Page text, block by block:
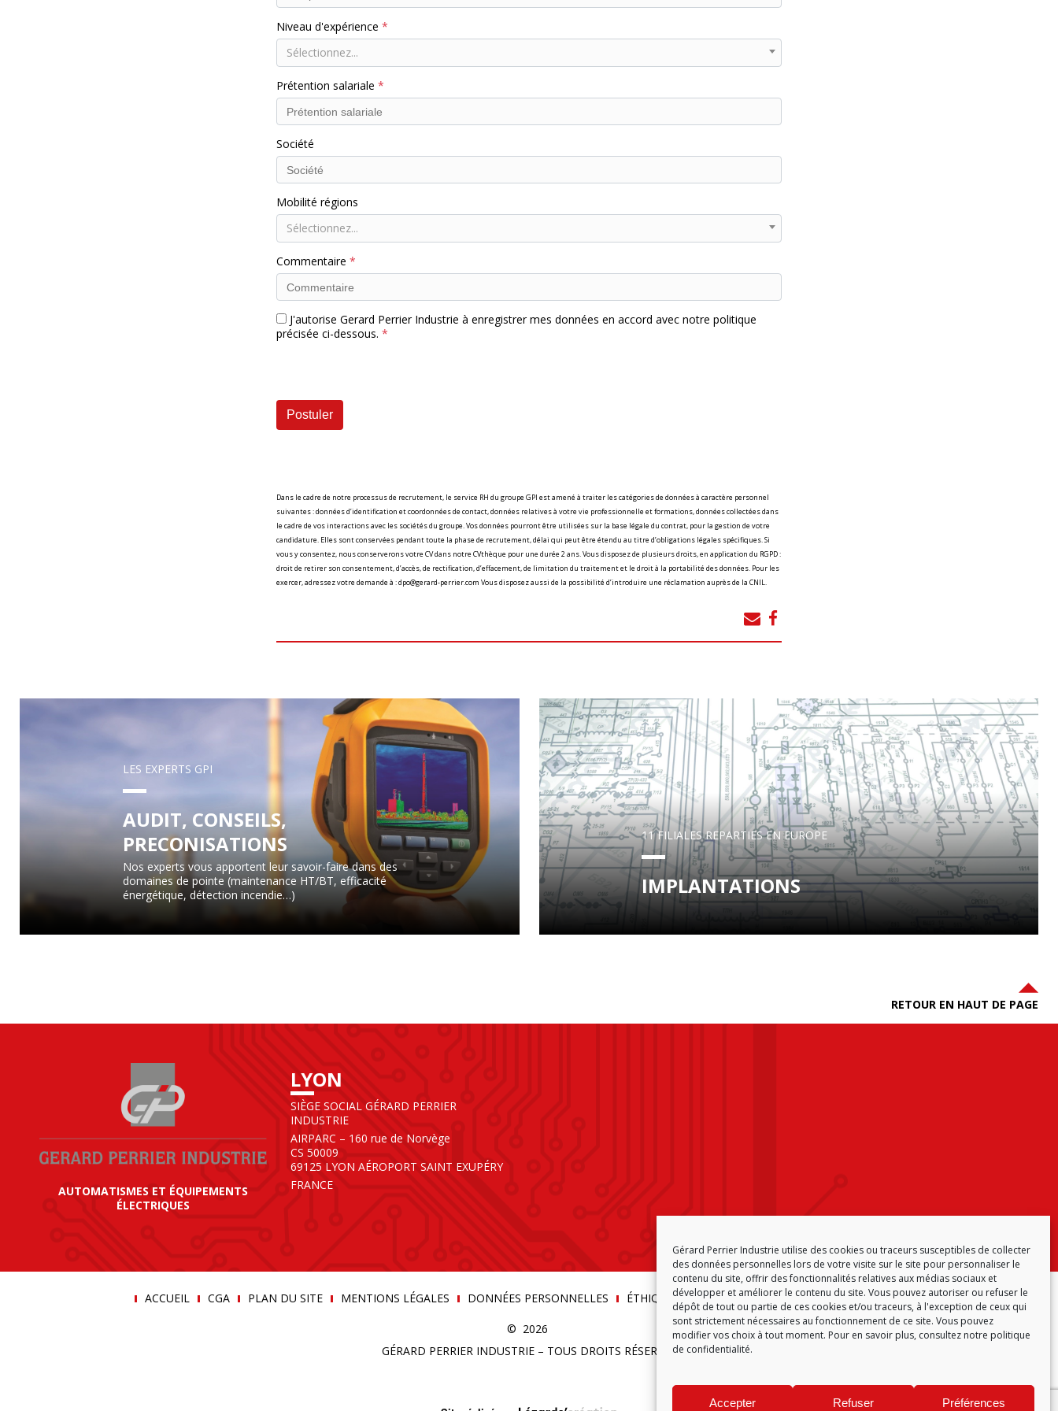
Gérard Perrier Industrie utilise des cookies ou traceurs susceptibles de collecter
des données personnelles lors de votre visite sur le site pour personnaliser le
contenu du site, offrir des fonctionnalités relatives aux médias sociaux et
développer et améliorer le contenu du site. Vous pouvez autoriser ou refuser le
dépôt de tout ou partie de ces cookies et/ou traceurs, à l'exception de ceux qui
sont strictement nécessaires au fonctionnement de ce site. Vous pouvez
modifier vos choix à tout moment. Pour en savoir plus, consultez notre politique
de confidentialité.
Accepter Refuser Préférences
Niveau d'expérience
Sélectionnez...
Prétention salariale
Société
Mobilité régions
Sélectionnez...
Commentaire
J'autorise Gerard Perrier Industrie à enregistrer mes données en accord avec notre politique
précisée ci-dessous.
Dans le cadre de notre processus de recrutement, le service RH du groupe GPI est amené à traiter les catégories de données à caractère personnel
suivantes : données d’identification et coordonnées de contact, données relatives à votre vie professionnelle et formations, données collectées dans
le cadre de vos interactions avec les sociétés du groupe. Vos données pourront être utilisées sur la base légale du contrat, pour la gestion de votre
candidature. Elles sont conservées pendant toute la phase de recrutement, délai qui peut être étendu au titre d’obligations légales spécifiques. Si
vous y consentez, nous conserverons votre CV dans notre CVthèque pour une durée 2 ans. Vous disposez de plusieurs droits, en application du RGPD :
droit de retirer son consentement, d’accès, de rectification, d’effacement, de limitation du traitement et le droit à la portabilité des données. Pour les
exercer, adressez votre demande à : dpo@gerard-perrier.com Vous disposez aussi de la possibilité d’introduire une réclamation auprès de la CNIL.
LES EXPERTS GPI
AUDIT, CONSEILS,
PRECONISATIONS
Nos experts vous apportent leur savoir-faire dans des
domaines de pointe (maintenance HT/BT, efficacité
énergétique, détection incendie…)
11 FILIALES REPARTIES EN EUROPE
IMPLANTATIONS
RETOUR EN HAUT DE PAGE
AUTOMATISMES ET ÉQUIPEMENTS
ÉLECTRIQUES
LYON
SIÈGE SOCIAL GÉRARD PERRIER
INDUSTRIE
AIRPARC – 160 rue de Norvège
CS 50009
69125 LYON AÉROPORT SAINT EXUPÉRY
FRANCE
ACCUEIL CGA PLAN DU SITE MENTIONS LÉGALES DONNÉES PERSONNELLES ÉTHIQUE & CONFORMITÉ POLITIQUE DE COOKIES (EU)
© 2026
GÉRARD PERRIER INDUSTRIE – TOUS DROITS RÉSERVÉS